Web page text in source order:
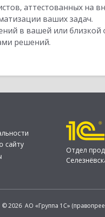
аттестованных на
ваших задач.
в вашей или
решений.
сайту
Отдел
© 2026 АО «Группа 1С»